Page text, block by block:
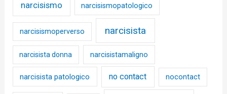
narcisismo narcisismopatologico
narcisismoperverso narcisista
narcisista donna narcisistamaligno
narcisista patologico no contact nocontact